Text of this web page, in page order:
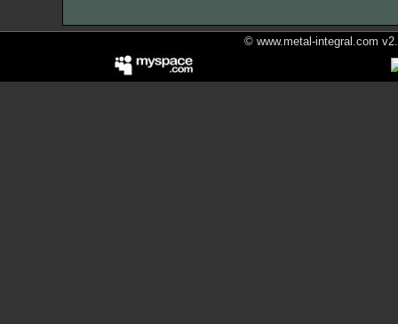
© www.metal-integral.com